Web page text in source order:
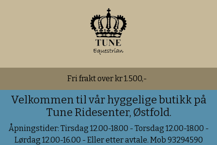
Fri frakt over kr 1.500,-
Velkommen til vår hyggelige butikk på
Tune Ridesenter, Østfold.
Åpningstider: Tirsdag 12.00-18.00 - Torsdag 12.00-18.00 -
Lørdag 12.00-16.00 - Eller etter avtale. Mob 93294590